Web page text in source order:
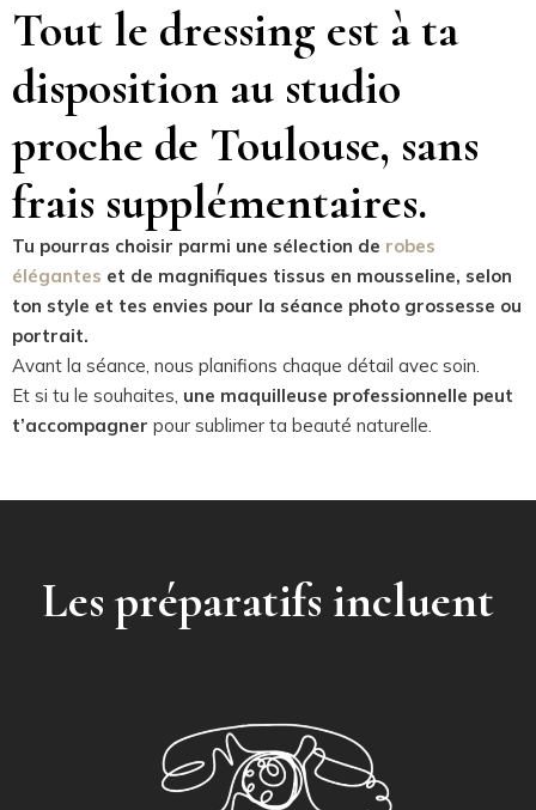
Tout le dressing est à ta
disposition au studio
proche de Toulouse, sans
frais supplémentaires.
Tu pourras choisir parmi une sélection de robes
élégantes et de magnifiques tissus en mousseline, selon
ton style et tes envies pour la séance photo grossesse ou
portrait.
Avant la séance, nous planifions chaque détail avec soin.
Et si tu le souhaites, une maquilleuse professionnelle peut
t’accompagner pour sublimer ta beauté naturelle.
Les préparatifs incluent